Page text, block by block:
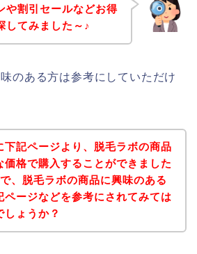
や割引セールなどお得
してみました～♪
のある方は参考にしていただけ
下記ページより、脱毛ラボの商品
価格で購入することができました
、脱毛ラボの商品に興味のある
ページなどを参考にされてみては
しょうか？